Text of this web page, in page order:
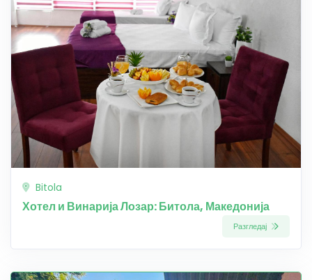
Bitola
Хотел и Винарија Лозар: Битола, Македонија
Разгледај